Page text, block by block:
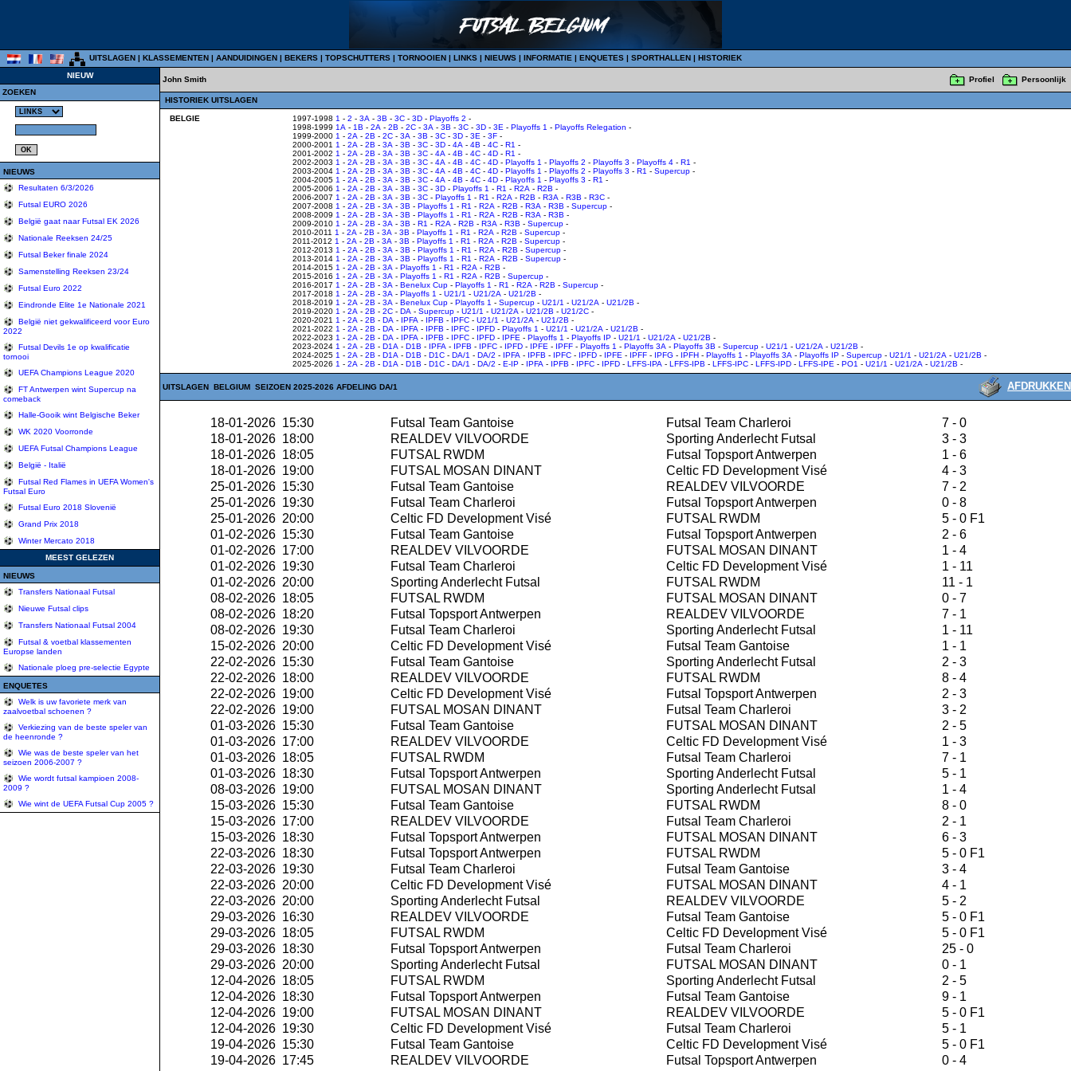
UITSLAGEN | KLASSEMENTEN | AANDUIDINGEN | BEKERS | TOPSCHUTTERS | TORNOOIEN | LINKS | NIEUWS | INFORMATIE | ENQUETES | SPORTHALLEN | HISTORIEK
NIEUW
ZOEKEN
NIEUWS
Resultaten 6/3/2026
Futsal EURO 2026
België gaat naar Futsal EK 2026
Nationale Reeksen 24/25
Futsal Beker finale 2024
Samenstelling Reeksen 23/24
Futsal Euro 2022
Eindronde Elite 1e Nationale 2021
België niet gekwalificeerd voor Euro
2022
Futsal Devils 1e op kwalificatie
tornooi
UEFA Champions League 2020
FT Antwerpen wint Supercup na
comeback
Halle-Gooik wint Belgische Beker
WK 2020 Voorronde
UEFA Futsal Champions League
België - Italië
Futsal Red Flames in UEFA Women's
Futsal Euro
Futsal Euro 2018 Slovenië
Grand Prix 2018
Winter Mercato 2018
MEEST GELEZEN
NIEUWS
Transfers Nationaal Futsal
Nieuwe Futsal clips
Transfers Nationaal Futsal 2004
Futsal & voetbal klassementen
Europse landen
Nationale ploeg pre-selectie Egypte
ENQUETES
Welk is uw favoriete merk van
zaalvoetbal schoenen ?
Verkiezing van de beste speler van
de heenronde ?
Wie was de beste speler van het
seizoen 2006-2007 ?
Wie wordt futsal kampioen 2008-
2009 ?
Wie wint de UEFA Futsal Cup 2005 ?
John Smith Profiel Persoonlijk
HISTORIEK UITSLAGEN
BELGIE 1997-1998 1 - 2 - 3A - 3B - 3C - 3D - Playoffs 2 -
1998-1999 1A - 1B - 2A - 2B - 2C - 3A - 3B - 3C - 3D - 3E - Playoffs 1 - Playoffs Relegation -
1999-2000 1 - 2A - 2B - 2C - 3A - 3B - 3C - 3D - 3E - 3F -
2000-2001 1 - 2A - 2B - 3A - 3B - 3C - 3D - 4A - 4B - 4C - R1 -
2001-2002 1 - 2A - 2B - 3A - 3B - 3C - 4A - 4B - 4C - 4D - R1 -
2002-2003 1 - 2A - 2B - 3A - 3B - 3C - 4A - 4B - 4C - 4D - Playoffs 1 - Playoffs 2 - Playoffs 3 - Playoffs 4 - R1 -
2003-2004 1 - 2A - 2B - 3A - 3B - 3C - 4A - 4B - 4C - 4D - Playoffs 1 - Playoffs 2 - Playoffs 3 - R1 - Supercup -
2004-2005 1 - 2A - 2B - 3A - 3B - 3C - 4A - 4B - 4C - 4D - Playoffs 1 - Playoffs 3 - R1 -
2005-2006 1 - 2A - 2B - 3A - 3B - 3C - 3D - Playoffs 1 - R1 - R2A - R2B -
2006-2007 1 - 2A - 2B - 3A - 3B - 3C - Playoffs 1 - R1 - R2A - R2B - R3A - R3B - R3C -
2007-2008 1 - 2A - 2B - 3A - 3B - Playoffs 1 - R1 - R2A - R2B - R3A - R3B - Supercup -
2008-2009 1 - 2A - 2B - 3A - 3B - Playoffs 1 - R1 - R2A - R2B - R3A - R3B -
2009-2010 1 - 2A - 2B - 3A - 3B - R1 - R2A - R2B - R3A - R3B - Supercup -
2010-2011 1 - 2A - 2B - 3A - 3B - Playoffs 1 - R1 - R2A - R2B - Supercup -
2011-2012 1 - 2A - 2B - 3A - 3B - Playoffs 1 - R1 - R2A - R2B - Supercup -
2012-2013 1 - 2A - 2B - 3A - 3B - Playoffs 1 - R1 - R2A - R2B - Supercup -
2013-2014 1 - 2A - 2B - 3A - 3B - Playoffs 1 - R1 - R2A - R2B - Supercup -
2014-2015 1 - 2A - 2B - 3A - Playoffs 1 - R1 - R2A - R2B -
2015-2016 1 - 2A - 2B - 3A - Playoffs 1 - R1 - R2A - R2B - Supercup -
2016-2017 1 - 2A - 2B - 3A - Benelux Cup - Playoffs 1 - R1 - R2A - R2B - Supercup -
2017-2018 1 - 2A - 2B - 3A - Playoffs 1 - U21/1 - U21/2A - U21/2B -
2018-2019 1 - 2A - 2B - 3A - Benelux Cup - Playoffs 1 - Supercup - U21/1 - U21/2A - U21/2B -
2019-2020 1 - 2A - 2B - 2C - DA - Supercup - U21/1 - U21/2A - U21/2B - U21/2C -
2020-2021 1 - 2A - 2B - DA - IPFA - IPFB - IPFC - U21/1 - U21/2A - U21/2B -
2021-2022 1 - 2A - 2B - DA - IPFA - IPFB - IPFC - IPFD - Playoffs 1 - U21/1 - U21/2A - U21/2B -
2022-2023 1 - 2A - 2B - DA - IPFA - IPFB - IPFC - IPFD - IPFE - Playoffs 1 - Playoffs IP - U21/1 - U21/2A - U21/2B -
2023-2024 1 - 2A - 2B - D1A - D1B - IPFA - IPFB - IPFC - IPFD - IPFE - IPFF - Playoffs 1 - Playoffs 3A - Playoffs 3B - Supercup - U21/1 - U21/2A - U21/2B -
2024-2025 1 - 2A - 2B - D1A - D1B - D1C - DA/1 - DA/2 - IPFA - IPFB - IPFC - IPFD - IPFE - IPFF - IPFG - IPFH - Playoffs 1 - Playoffs 3A - Playoffs IP - Supercup - U21/1 - U21/2A - U21/2B -
2025-2026 1 - 2A - 2B - D1A - D1B - D1C - DA/1 - DA/2 - E-IP - IPFA - IPFB - IPFC - IPFD - LFFS-IPA - LFFS-IPB - LFFS-IPC - LFFS-IPD - LFFS-IPE - PO1 - U21/1 - U21/2A - U21/2B -
UITSLAGEN BELGIUM SEIZOEN 2025-2026 AFDELING DA/1 AFDRUKKEN
18-01-2026 15:30 Futsal Team Gantoise Futsal Team Charleroi
7 - 0
18-01-2026 18:00
REALDEV VILVOORDE Sporting Anderlecht Futsal
3 - 3
18-01-2026 18:05
FUTSAL RWDM Futsal Topsport Antwerpen
1 - 6
18-01-2026 19:00
FUTSAL MOSAN DINANT Celtic FD Development Visé
4 - 3
25-01-2026 15:30
Futsal Team Gantoise REALDEV VILVOORDE
7 - 2
25-01-2026 19:30
Futsal Team Charleroi Futsal Topsport Antwerpen
0 - 8
25-01-2026 20:00
Celtic FD Development Visé FUTSAL RWDM
5 - 0 F1
01-02-2026 15:30
Futsal Team Gantoise Futsal Topsport Antwerpen
2 - 6
01-02-2026 17:00
REALDEV VILVOORDE FUTSAL MOSAN DINANT
1 - 4
01-02-2026 19:30
Futsal Team Charleroi Celtic FD Development Visé
1 - 11
01-02-2026 20:00
Sporting Anderlecht Futsal FUTSAL RWDM
11 - 1
08-02-2026 18:05
FUTSAL RWDM FUTSAL MOSAN DINANT
0 - 7
08-02-2026 18:20
Futsal Topsport Antwerpen REALDEV VILVOORDE
7 - 1
08-02-2026 19:30
Futsal Team Charleroi Sporting Anderlecht Futsal
1 - 11
15-02-2026 20:00
Celtic FD Development Visé Futsal Team Gantoise
1 - 1
22-02-2026 15:30
Futsal Team Gantoise Sporting Anderlecht Futsal
2 - 3
22-02-2026 18:00
REALDEV VILVOORDE FUTSAL RWDM
8 - 4
22-02-2026 19:00
Celtic FD Development Visé Futsal Topsport Antwerpen
2 - 3
22-02-2026 19:00
FUTSAL MOSAN DINANT Futsal Team Charleroi
3 - 2
01-03-2026 15:30
Futsal Team Gantoise FUTSAL MOSAN DINANT
2 - 5
01-03-2026 17:00
REALDEV VILVOORDE Celtic FD Development Visé
1 - 3
01-03-2026 18:05
FUTSAL RWDM Futsal Team Charleroi
7 - 1
01-03-2026 18:30
Futsal Topsport Antwerpen Sporting Anderlecht Futsal
5 - 1
08-03-2026 19:00
FUTSAL MOSAN DINANT Sporting Anderlecht Futsal
1 - 4
15-03-2026 15:30
Futsal Team Gantoise FUTSAL RWDM
8 - 0
15-03-2026 17:00
REALDEV VILVOORDE Futsal Team Charleroi
2 - 1
15-03-2026 18:30
Futsal Topsport Antwerpen FUTSAL MOSAN DINANT
6 - 3
22-03-2026 18:30
Futsal Topsport Antwerpen FUTSAL RWDM
5 - 0 F1
22-03-2026 19:30
Futsal Team Charleroi Futsal Team Gantoise
3 - 4
22-03-2026 20:00
Celtic FD Development Visé FUTSAL MOSAN DINANT
4 - 1
22-03-2026 20:00
Sporting Anderlecht Futsal REALDEV VILVOORDE
5 - 2
29-03-2026 16:30
REALDEV VILVOORDE Futsal Team Gantoise
5 - 0 F1
29-03-2026 18:05
FUTSAL RWDM Celtic FD Development Visé
5 - 0 F1
29-03-2026 18:30
Futsal Topsport Antwerpen Futsal Team Charleroi
25 - 0
29-03-2026 20:00
Sporting Anderlecht Futsal FUTSAL MOSAN DINANT
0 - 1
12-04-2026 18:05
FUTSAL RWDM Sporting Anderlecht Futsal
2 - 5
12-04-2026 18:30
Futsal Topsport Antwerpen Futsal Team Gantoise
9 - 1
12-04-2026 19:00
FUTSAL MOSAN DINANT REALDEV VILVOORDE
5 - 0 F1
12-04-2026 19:30
Celtic FD Development Visé Futsal Team Charleroi
5 - 1
19-04-2026 15:30
Futsal Team Gantoise Celtic FD Development Visé
5 - 0 F1
19-04-2026 17:45
REALDEV VILVOORDE Futsal Topsport Antwerpen
0 - 4